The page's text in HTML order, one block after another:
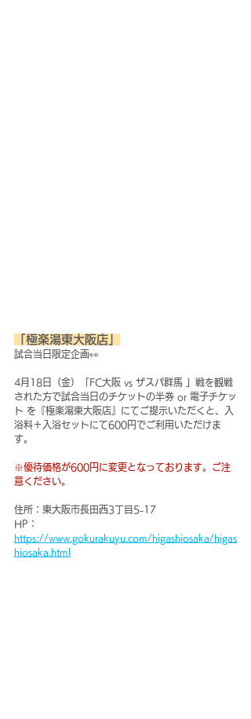
「極楽湯東大阪店」
試合当日限定企画👀
4月18日（金）「FC大阪 vs ザスパ群馬 」戦を観戦
された方で試合当日のチケットの半券 or 電子チケッ
ト を『極楽湯東大阪店』にてご提示いただくと、入
浴料＋入浴セットにて600円でご利用いただけま
す。
※優待価格が600円に変更となっております。ご注
意ください。
住所：東大阪市長田西3丁目5-17
HP：
https://www.gokurakuyu.com/higashiosaka/higas
hiosaka.html